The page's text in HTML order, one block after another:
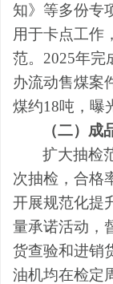
知》等多份专
用于卡点工作
范。2025年完
办流动售煤案
煤约18吨，曝
（二）
扩大抽检
次抽检 ， 合格
开展规范化提
量承诺活动 ，
货查验和进销
油机均在检定